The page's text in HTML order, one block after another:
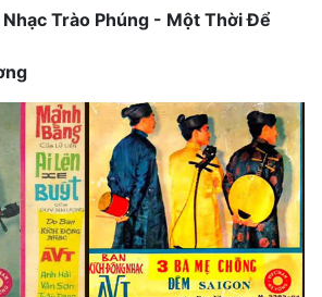
Nhạc Trào Phúng - Một Thời Để